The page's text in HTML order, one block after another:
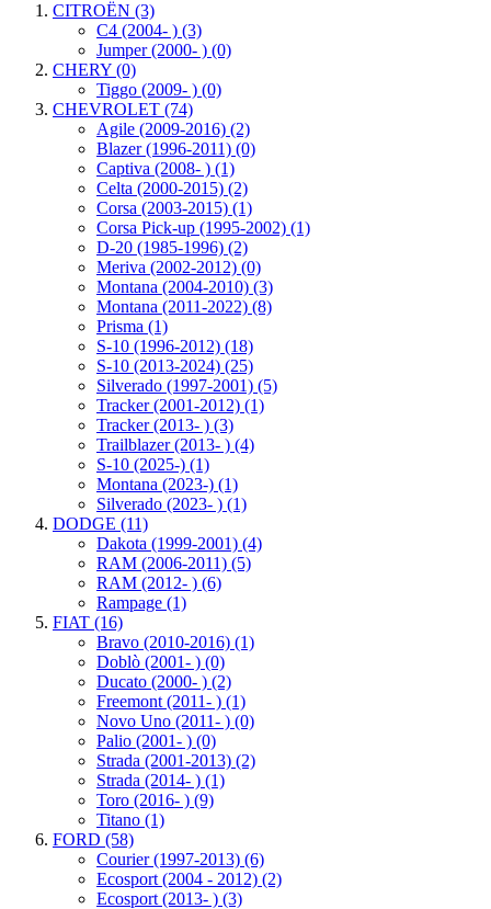
CITROËN (3)
C4 (2004- ) (3)
Jumper (2000- ) (0)
CHERY (0)
Tiggo (2009- ) (0)
CHEVROLET (74)
Agile (2009-2016) (2)
Blazer (1996-2011) (0)
Captiva (2008- ) (1)
Celta (2000-2015) (2)
Corsa (2003-2015) (1)
Corsa Pick-up (1995-2002) (1)
D-20 (1985-1996) (2)
Meriva (2002-2012) (0)
Montana (2004-2010) (3)
Montana (2011-2022) (8)
Prisma (1)
S-10 (1996-2012) (18)
S-10 (2013-2024) (25)
Silverado (1997-2001) (5)
Tracker (2001-2012) (1)
Tracker (2013- ) (3)
Trailblazer (2013- ) (4)
S-10 (2025-) (1)
Montana (2023-) (1)
Silverado (2023- ) (1)
DODGE (11)
Dakota (1999-2001) (4)
RAM (2006-2011) (5)
RAM (2012- ) (6)
Rampage (1)
FIAT (16)
Bravo (2010-2016) (1)
Doblò (2001- ) (0)
Ducato (2000- ) (2)
Freemont (2011- ) (1)
Novo Uno (2011- ) (0)
Palio (2001- ) (0)
Strada (2001-2013) (2)
Strada (2014- ) (1)
Toro (2016- ) (9)
Titano (1)
FORD (58)
Courier (1997-2013) (6)
Ecosport (2004 - 2012) (2)
Ecosport (2013- ) (3)